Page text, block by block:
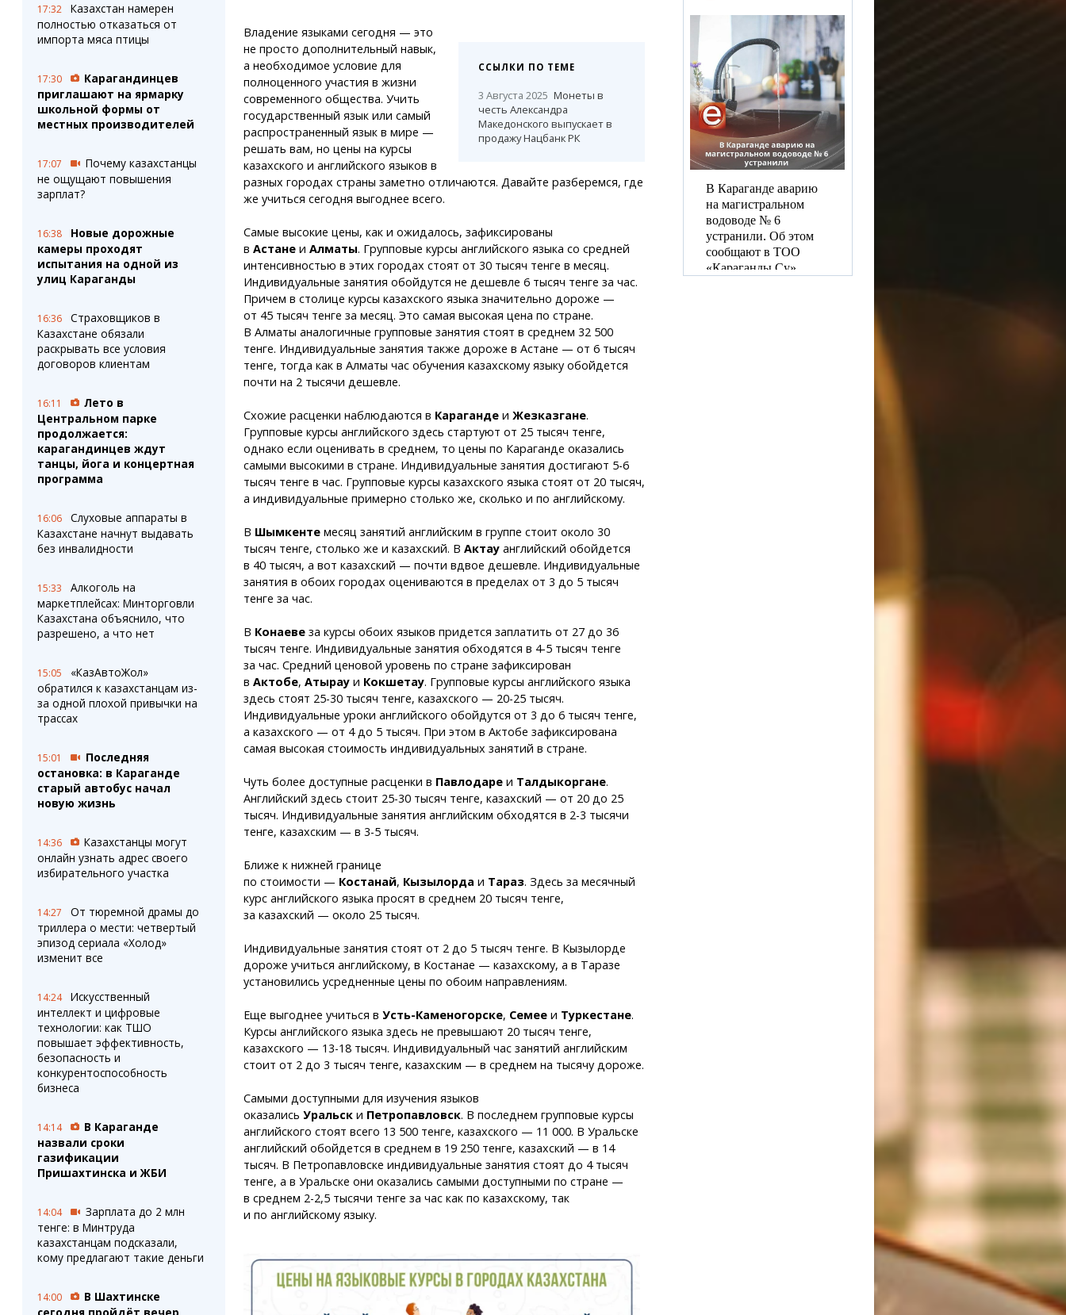
17:32
Казахстан намерен
полностью отказаться от
импорта мяса птицы
17:30
Карагандинцев
приглашают на ярмарку
школьной формы от
местных производителей
17:07
Почему казахстанцы
не ощущают повышения
зарплат?
16:38
Новые дорожные
камеры проходят
испытания на одной из
улиц Караганды
16:36
Страховщиков в
Казахстане обязали
раскрывать все условия
договоров клиентам
16:11
Лето в
Центральном парке
продолжается:
карагандинцев ждут
танцы, йога и концертная
программа
16:06
Слуховые аппараты в
Казахстане начнут выдавать
без инвалидности
15:33
Алкоголь на
маркетплейсах: Минторговли
Казахстана объяснило, что
разрешено, а что нет
15:05
«КазАвтоЖол»
обратился к казахстанцам из-
за одной плохой привычки на
трассах
15:01
Последняя
остановка: в Караганде
старый автобус начал
новую жизнь
14:36
Казахстанцы могут
онлайн узнать адрес своего
избирательного участка
14:27
От тюремной драмы до
триллера о мести: четвертый
эпизод сериала «Холод»
изменит все
14:24
Искусственный
интеллект и цифровые
технологии: как ТШО
повышает эффективность,
безопасность и
конкурентоспособность
бизнеса
14:14
В Караганде
назвали сроки
газификации
Пришахтинска и ЖБИ
14:04
Зарплата до 2 млн
тенге: в Минтруда
казахстанцам подсказали,
кому предлагают такие деньги
14:00
В Шахтинске
ССЫЛКИ ПО ТЕМЕ
3 Августа 2025 Монеты в
честь Александра
Македонского выпускает в
продажу Нацбанк РК
Владение языками сегодня — это
не просто дополнительный навык,
а необходимое условие для
полноценного участия в жизни
современного общества. Учить
государственный язык или самый
распространенный язык в мире —
решать вам, но цены на курсы
казахского и английского языков в
разных городах страны заметно отличаются. Давайте разберемся, где
же учиться сегодня выгоднее всего.
Самые высокие цены, как и ожидалось, зафиксированы
в Астане и Алматы. Групповые курсы английского языка со средней
интенсивностью в этих городах стоят от 30 тысяч тенге в месяц.
Индивидуальные занятия обойдутся не дешевле 6 тысяч тенге за час.
Причем в столице курсы казахского языка значительно дороже —
от 45 тысяч тенге за месяц. Это самая высокая цена по стране.
В Алматы аналогичные групповые занятия стоят в среднем 32 500
тенге. Индивидуальные занятия также дороже в Астане — от 6 тысяч
тенге, тогда как в Алматы час обучения казахскому языку обойдется
почти на 2 тысячи дешевле.
Схожие расценки наблюдаются в Карагандеи Жезказгане.
Групповые курсы английского здесь стартуют от 25 тысяч тенге,
однако если оценивать в среднем, то цены по Караганде оказались
самыми высокими в стране. Индивидуальные занятия достигают 5-6
тысяч тенге в час. Групповые курсы казахского языка стоят от 20 тысяч,
а индивидуальные примерно столько же, сколько и по английскому.
В Шымкентемесяц занятий английским в группе стоит около 30
тысяч тенге, столько же и казахский. В Актауанглийский обойдется
в 40 тысяч, а вот казахский — почти вдвое дешевле. Индивидуальные
занятия в обоих городах оцениваются в пределах от 3 до 5 тысяч
тенге за час.
В Конаевеза курсы обоих языков придется заплатить от 27 до 36
тысяч тенге. Индивидуальные занятия обходятся в 4-5 тысяч тенге
за час. Средний ценовой уровень по стране зафиксирован
в Актобе, Атырауи Кокшетау. Групповые курсы английского языка
здесь стоят 25-30 тысяч тенге, казахского — 20-25 тысяч.
Индивидуальные уроки английского обойдутся от 3 до 6 тысяч тенге,
а казахского — от 4 до 5 тысяч. При этом в Актобе зафиксирована
самая высокая стоимость индивидуальных занятий в стране.
Чуть более доступные расценки в Павлодареи Талдыкоргане.
Английский здесь стоит 25-30 тысяч тенге, казахский — от 20 до 25
тысяч. Индивидуальные занятия английским обходятся в 2-3 тысячи
тенге, казахским — в 3-5 тысяч.
Ближе к нижней границе
по стоимости — Костанай, Кызылорда и Тараз. Здесь за месячный
курс английского языка просят в среднем 20 тысяч тенге,
за казахский — около 25 тысяч.
Индивидуальные занятия стоят от 2 до 5 тысяч тенге. В Кызылорде
дороже учиться английскому, в Костанае — казахскому, а в Таразе
установились усредненные цены по обоим направлениям.
Еще выгоднее учиться в Усть-Каменогорске, Семее и Туркестане.
Курсы английского языка здесь не превышают 20 тысяч тенге,
казахского — 13-18 тысяч. Индивидуальный час занятий английским
стоит от 2 до 3 тысяч тенге, казахским — в среднем на тысячу дороже.
Самыми доступными для изучения языков
оказались Уральски Петропавловск. В последнем групповые курсы
английского стоят всего 13 500 тенге, казахского — 11 000. В Уральске
английский обойдется в среднем в 19 250 тенге, казахский — в 14
тысяч. В Петропавловске индивидуальные занятия стоят до 4 тысяч
тенге, а в Уральске они оказались самыми доступными по стране —
в среднем 2-2,5 тысячи тенге за час как по казахскому, так
и по английскому языку.